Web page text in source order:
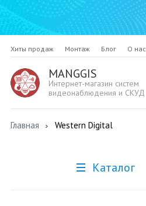
Хиты продаж Монтаж Блог О нас
MANGGIS
Интернет-магазин систем
видеонаблюдения и СКУД
Главная Western Digital
Каталог